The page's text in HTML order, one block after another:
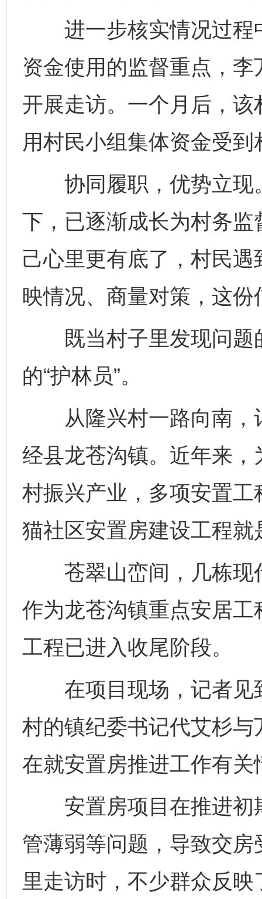
进一步核实情况过程
资金使用的监督重点，
开展走访。一个月后，
用村民小组集体资金受到
协同履职，优势立现
下，已逐渐成长为村务监
己心里更有底了，村民
映情况、商量对策，这
既当村子里发现问题
的“护林员”。
从隆兴村一路向南，
经县龙苍沟镇。近年来
村振兴产业，多项安置
猫社区安置房建设工程就
苍翠山峦间，几栋现
作为龙苍沟镇重点安居
工程已进入收尾阶段。
在项目现场，记者见
村的镇纪委书记代艾杉
在就安置房推进工作有
安置房项目在推进初
管薄弱等问题，导致交
里走访时，不少群众反